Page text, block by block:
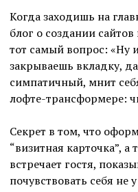
Когда заходишь на
блог о создании
тот самый вопрос: «Ну
закрываешь вкладку,
симпатичный, мнит
лофте-трансформере:
Секрет в том, что
“визитная карточка”,
встречает гостя,
почувствовать себя не